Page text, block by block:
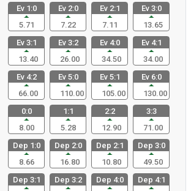
Ev 1:0
5.71
Ev 2:0
7.22
Ev 2:1
7.11
Ev 3:0
13.65
Ev 3:1
13.40
Ev 3:2
26.00
Ev 4:0
34.50
Ev 4:1
34.00
Ev 4:2
66.00
Ev 5:0
110.00
Ev 5:1
105.00
Ev 6:0
130.00
0:0
8.00
1:1
5.28
2:2
12.90
3:3
71.00
Dep 1:0
8.66
Dep 2:0
16.80
Dep 2:1
10.80
Dep 3:0
49.50
Dep 3:1
Dep 3:2
Dep 4:0
Dep 4:1